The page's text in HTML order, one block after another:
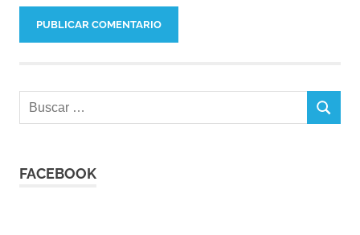
Buscar:
BUSCAR
FACEBOOK